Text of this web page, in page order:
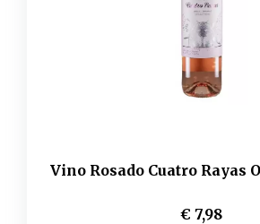
Vino Rosado Cuatro Rayas
€ 7,98